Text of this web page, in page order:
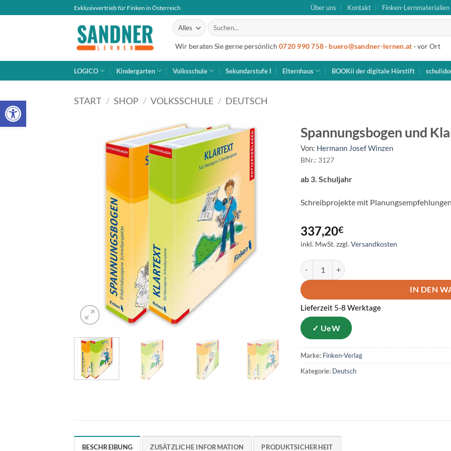
Open toolbar
Inhalt
Exklusivvertrieb für Finken in Österreich Über uns Kontakt Finken-Lernmaterialien
Suche
nach:
Wir beraten Sie gerne persönlich 0720 990 758 · buero@sandner-lernen.at · vor Ort
LOGICO Kindergarten Volksschule Sekundarstufe I Elternhaus BOOKii der digitale Hörstift
START / SHOP / VOLKSSCHULE / DEUTSCH
Spannungsbogen und
Von: Hermann Josef Winzen
BNr.: 3127
337,20€
inkl. MwSt.zzgl.Versandkosten
ab 3. Schuljahr
Schreibprojekte mit Planungsempfehlungen
Spannungsbogen und Klartext Menge
IN DEN
Lieferzeit 5-8 Werktage
Kategorie: Deutsch
Marke: Finken-Verlag
BESCHREIBUNG ZUSÄTZLICHE INFORMATION PRODUKTSICHERHEIT